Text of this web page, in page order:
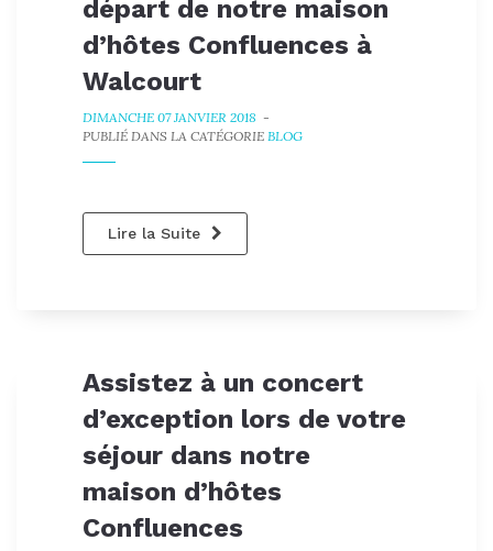
départ de notre maison
d’hôtes Confluences à
Walcourt
DIMANCHE 07 JANVIER 2018 -
PUBLIÉ DANS LA CATÉGORIE BLOG
Lire la Suite
Assistez à un concert
d’exception lors de votre
séjour dans notre
maison d’hôtes
Confluences